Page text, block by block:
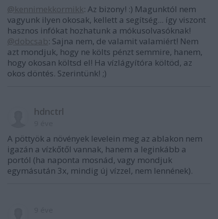
@kennimekkormikk: Az bizony! :) Magunktól nem
vagyunk ilyen okosak, kellett a segítség... így viszont
hasznos infókat hozhatunk a mókusolvasóknak!
@dobcsab: Sajna nem, de valamit valamiért! Nem
azt mondjuk, hogy ne költs pénzt semmire, hanem,
hogy okosan költsd el! Ha vízlágyítóra költöd, az
okos döntés. Szerintünk! ;)
hdnctrl
A pöttyök a növények levelein meg az ablakon nem
igazán a vízkőtől vannak, hanem a leginkább a
portól (ha naponta mosnád, vagy mondjuk
egymásután 3x, mindig új vízzel, nem lennének).